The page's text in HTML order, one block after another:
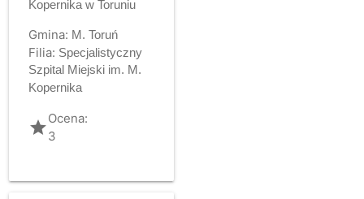
Kopernika w Toruniu
Gmina: M. Toruń
Filia: Specjalistyczny
Szpital Miejski im. M.
Kopernika
gradeOcena:
3